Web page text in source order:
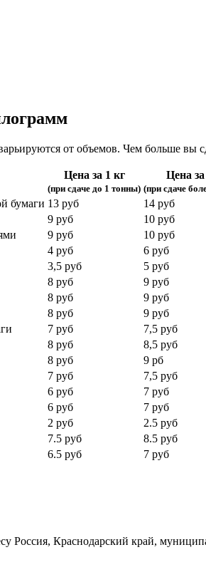
от объемов. Чем больше вы
Цена за 1 кг
(при сдаче до 1 тонны)
Цена
(при сдаче
бумаги 13 руб 14 руб
9 руб 10 руб
9 руб 10 руб
4 руб 6 руб
3,5 руб 5 руб
8 руб 9 руб
8 руб 9 руб
8 руб 9 руб
7 руб 7,5 руб
8 руб 8,5 руб
8 руб 9 рб
7 руб 7,5 руб
6 руб 7 руб
6 руб 7 руб
2 руб 2.5 руб
7.5 руб 8.5 руб
6.5 руб 7 руб
Россия, Краснодарский край,